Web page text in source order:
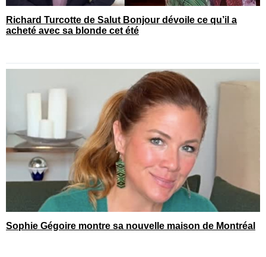
Richard Turcotte de Salut Bonjour dévoile ce qu’il a
acheté avec sa blonde cet été
Sophie Gégoire montre sa nouvelle maison de Montréal